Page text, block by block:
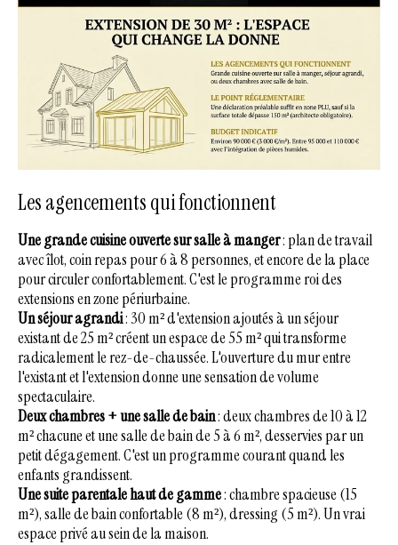
Les agencements qui fonctionnent
Une grande cuisine ouverte sur salle à manger: plan de travail
avec îlot, coin repas pour 6 à 8 personnes, et encore de la place
pour circuler confortablement. C'est le programme roi des
extensions en zone périurbaine.
Un séjour agrandi: 30 m² d'extension ajoutés à un séjour
existant de 25 m² créent un espace de 55 m² qui transforme
radicalement le rez-de-chaussée. L'ouverture du mur entre
l'existant et l'extension donne une sensation de volume
spectaculaire.
Deux chambres + une salle de bain: deux chambres de 10 à 12
m² chacune et une salle de bain de 5 à 6 m², desservies par un
petit dégagement. C'est un programme courant quand les
enfants grandissent.
Une suite parentale haut de gamme: chambre spacieuse (15
m²), salle de bain confortable (8 m²), dressing (5 m²). Un vrai
espace privé au sein de la maison.